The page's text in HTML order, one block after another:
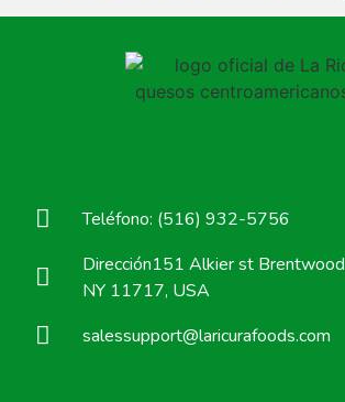
Teléfono: (516) 932-5756
Dirección151 Alkier st Brentwood
NY 11717, USA
salessupport@laricurafoods.com